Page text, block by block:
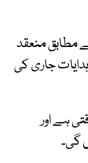
مطابق منعقد
جاری کی
ہے اور
گی۔